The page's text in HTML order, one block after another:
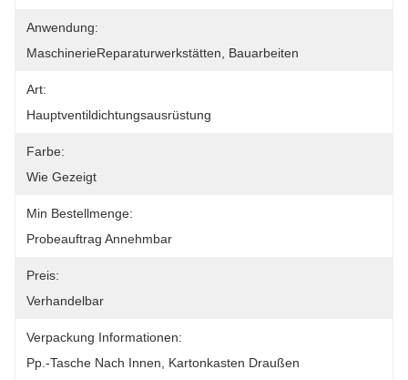
Anwendung:
MaschinerieReparaturwerkstätten, Bauarbeiten
Art:
Hauptventildichtungsausrüstung
Farbe:
Wie Gezeigt
Min Bestellmenge:
Probeauftrag Annehmbar
Preis:
Verhandelbar
Verpackung Informationen:
Pp.-Tasche Nach Innen, Kartonkasten Draußen